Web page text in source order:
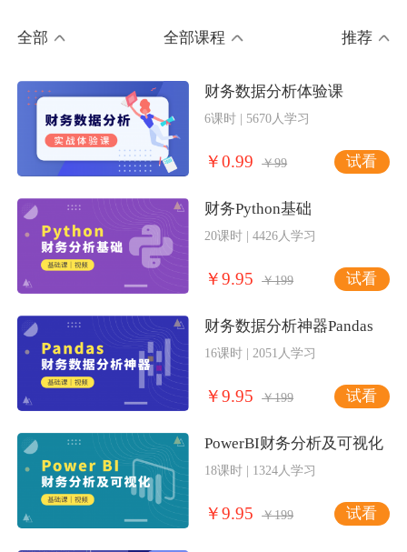
全部 全部课程 推荐
财务数据分析体验课
6课时 | 5670人学习
￥0.99 ￥99 试看
财务Python基础
20课时 | 4426人学习
￥9.95 ￥199 试看
财务数据分析神器Pandas
16课时 | 2051人学习
￥9.95 ￥199 试看
PowerBI财务分析及可视化
18课时 | 1324人学习
￥9.95 ￥199 试看